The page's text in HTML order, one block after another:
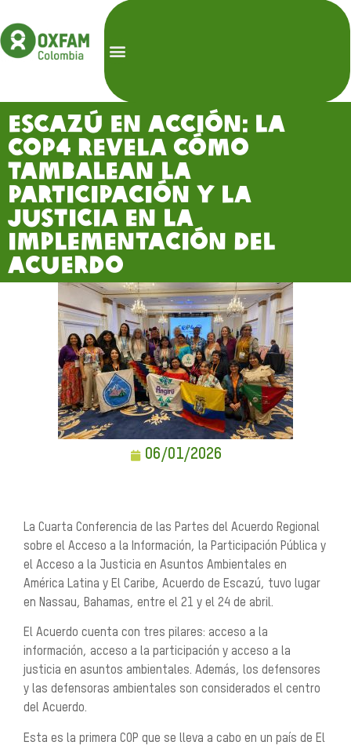
Escazú en acción: la
COP4 revela cómo
tambalean la
participación y la
justicia en la
implementación del
Acuerdo
06/01/2026
La Cuarta Conferencia de las Partes del Acuerdo Regional
sobre el Acceso a la Información, la Participación Pública y
el Acceso a la Justicia en Asuntos Ambientales en
América Latina y El Caribe, Acuerdo de Escazú, tuvo lugar
en Nassau, Bahamas, entre el 21 y el 24 de abril.
El Acuerdo cuenta con tres pilares: acceso a la
información, acceso a la participación y acceso a la
justicia en asuntos ambientales. Además, los defensores
y las defensoras ambientales son considerados el centro
del Acuerdo.
Esta es la primera COP que se lleva a cabo en un país de El